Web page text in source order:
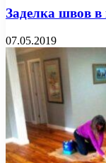
Заделка швов
07.05.2019